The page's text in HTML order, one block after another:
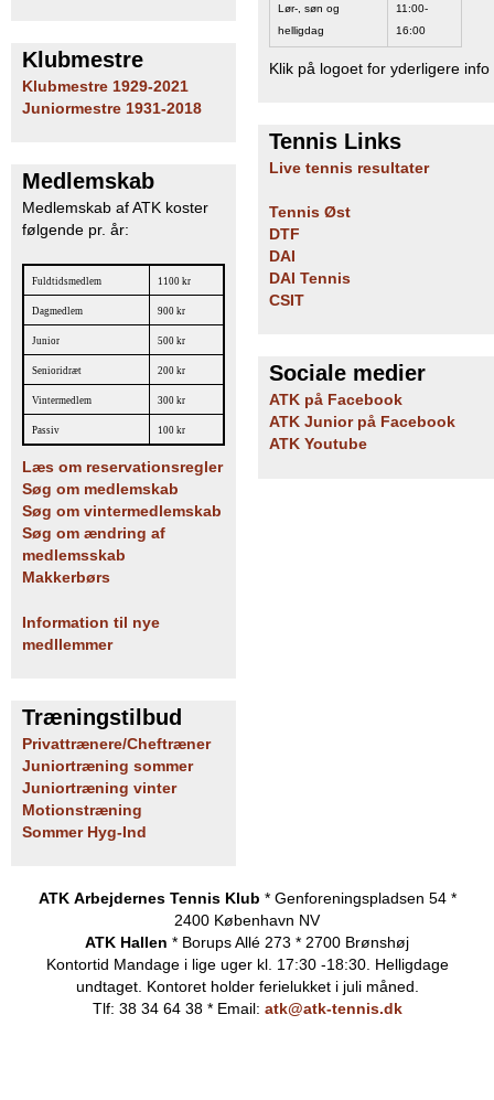
Klubmestre
Klubmestre 1929-2021
Juniormestre 1931-2018
Medlemskab
Medlemskab af ATK koster
følgende pr. år:
Fuldtidsmedlem 1100 kr
Dagmedlem 900 kr
Junior 500 kr
Senioridræt 200 kr
Vintermedlem 300 kr
Passiv 100 kr
Læs om reservationsregler
Søg om medlemskab
Søg om vintermedlemskab
Søg om ændring af
medlemsskab
Makkerbørs
Information til nye
medllemmer
Træningstilbud
Privattrænere/Cheftræner
Juniortræning sommer
Juniortræning vinter
Motionstræning
Sommer Hyg-Ind
Lør-, søn og
helligdag
11:00-
16:00
Klik på logoet for yderligere info
Tennis Links
Live tennis resultater
Tennis Øst
DTF
DAI
DAI Tennis
CSIT
Sociale medier
ATK på Facebook
ATK Junior på Facebook
ATK Youtube
ATK Arbejdernes Tennis Klub * Genforeningspladsen 54 *
2400 København NV
ATK Hallen * Borups Allé 273 * 2700 Brønshøj
Kontortid Mandage i lige uger kl. 17:30 -18:30. Helligdage
undtaget. Kontoret holder ferielukket i juli måned.
Tlf: 38 34 64 38 * Email: atk@atk-tennis.dk